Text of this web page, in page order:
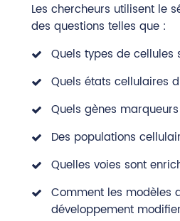
Les chercheurs utilisent le
des questions telles que :
Quels types de cellules
Quels états cellulaires
Quels gènes
Des populations
Quelles voies sont
Comment les modèles
développement